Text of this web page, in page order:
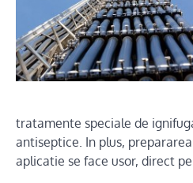
tratamente speciale de
antiseptice. In plus,
aplicatie se face usor, direct